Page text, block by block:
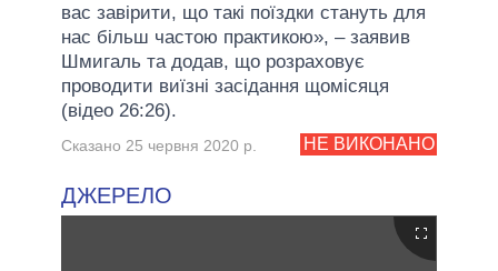
вас завірити, що такі поїздки стануть для
нас більш частою практикою», – заявив
Шмигаль та додав, що розраховує
проводити виїзні засідання щомісяця
(відео 26:26).
НЕ ВИКОНАНО
Сказано 25 червня 2020 р.
ДЖЕРЕЛО